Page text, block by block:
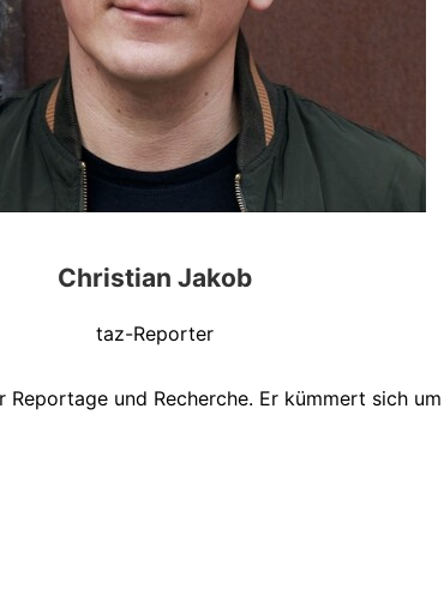
Christian Jakob
taz-Reporter
und Recherche. Er kümmert sich